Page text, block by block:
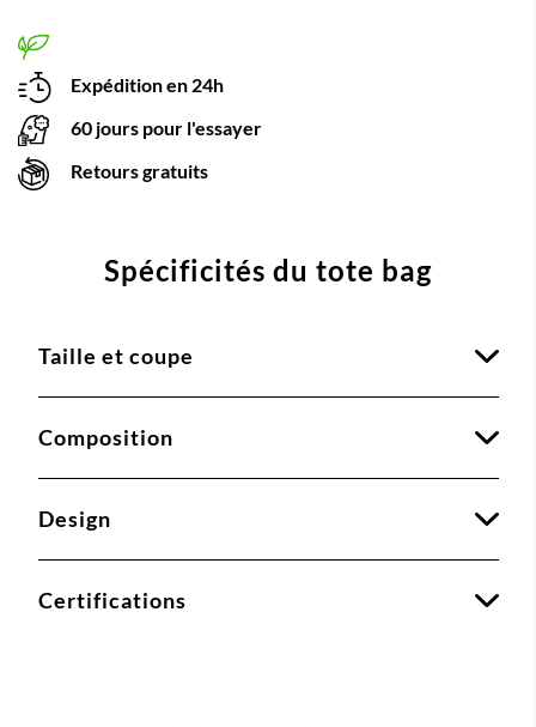
Expédition en 24h
60 jours pour l'essayer
Retours gratuits
Spécificités du tote bag
Taille et coupe
Composition
Design
Certifications